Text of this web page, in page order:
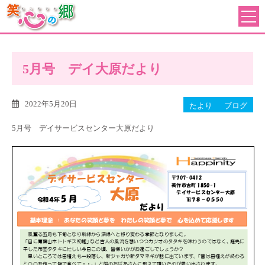
5月号 デイ大原だより
2022年5月20日 たより ブログ
5月号 デイサービスセンター大原だより